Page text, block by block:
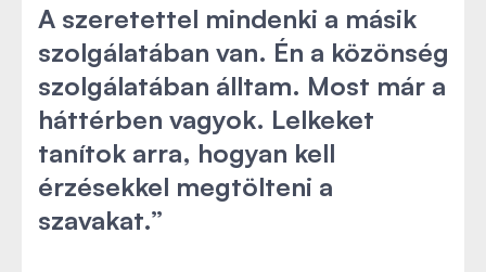
A szeretettel mindenki a másik
szolgálatában van. Én a közönség
szolgálatában álltam. Most már a
háttérben vagyok. Lelkeket
tanítok arra, hogyan kell
érzésekkel megtölteni a
szavakat.”